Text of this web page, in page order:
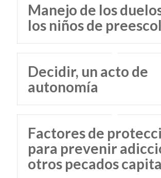
Manejo de los
los niños de
Decidir, un acto de
autonomía
Factores de
para prevenir
otros pecados